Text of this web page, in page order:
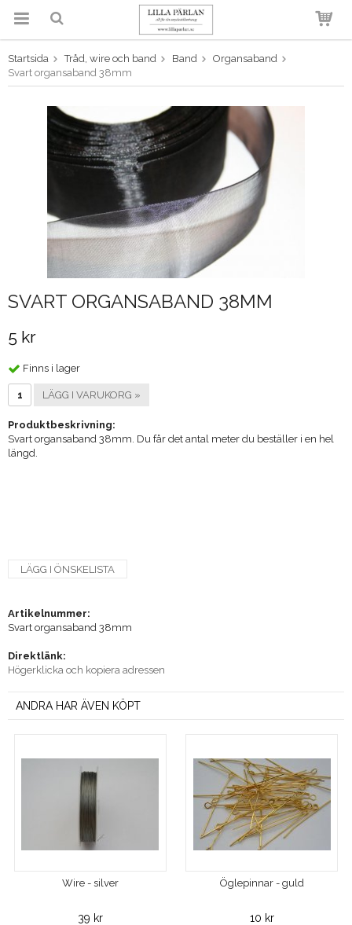
Produkten har blivit tillagd i
Startsida Tråd, wire och band Band
Organsaband
Svart organsaband 38mm
SVART ORGANSABAND 38MM
5 kr
Finns i lager
LÄGG I VARUKORG »
Produktbeskrivning:
Svart organsaband 38mm. Du får det antal meter du beställer i en hel
längd.
LÄGG I ÖNSKELISTA
Artikelnummer:
Svart organsaband 38mm
Direktlänk:
Högerklicka och kopiera adressen
ANDRA HAR ÄVEN KÖPT
Wire - silver
39 kr
Öglepinnar - guld
10 kr